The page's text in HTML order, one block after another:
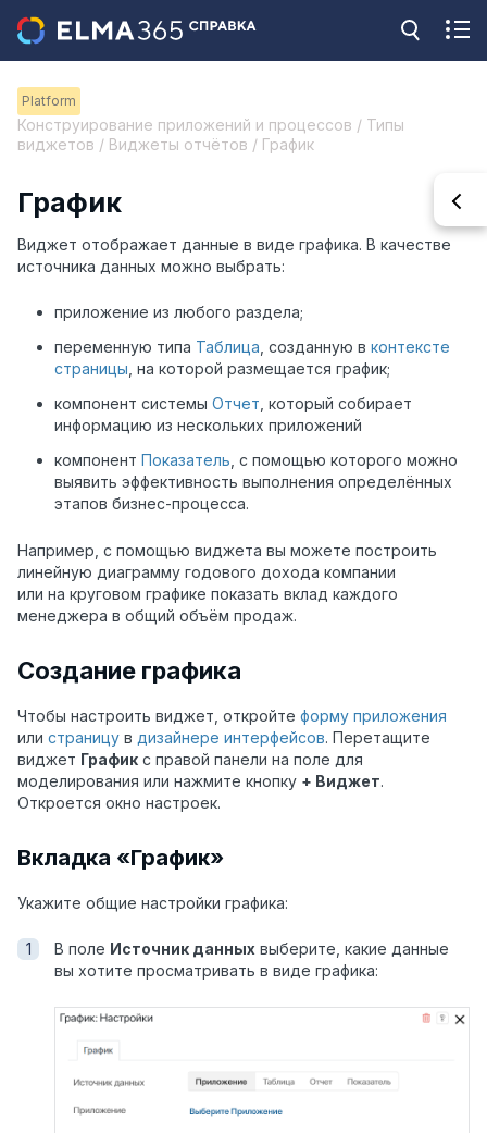
Platform
Конструирование приложений и процессов / Типы
виджетов / Виджеты отчётов / График
График
Виджет отображает данные в виде графика. В качестве
источника данных можно выбрать:
приложение из любого раздела;
переменную типа Таблица, созданную в контексте
страницы, на которой размещается график;
компонент системы Отчет, который собирает
информацию из нескольких приложений
компонент Показатель, с помощью которого можно
выявить эффективность выполнения определённых
этапов бизнес-процесса.
Например, с помощью виджета вы можете построить
линейную диаграмму годового дохода компании
или на круговом графике показать вклад каждого
менеджера в общий объём продаж.
Создание графика
Чтобы настроить виджет, откройте форму приложения
или страницу в дизайнере интерфейсов. Перетащите
виджет График с правой панели на поле для
моделирования или нажмите кнопку + Виджет.
Откроется окно настроек.
Вкладка «График»
Укажите общие настройки графика:
В поле Источник данных выберите, какие данные
вы хотите просматривать в виде графика: